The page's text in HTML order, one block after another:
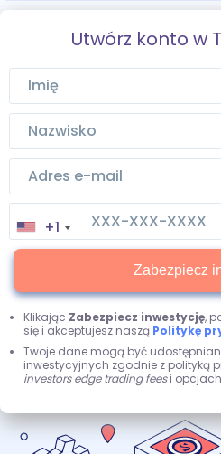
Utwórz konto w
+1
Zabezpiecz
Klikając Zabezpiecz inwestycję,
się i akceptujesz naszą Politykę
Twoje dane mogą być
inwestycyjnych zgodnie z polityką
investors edge trading feesi opcjach